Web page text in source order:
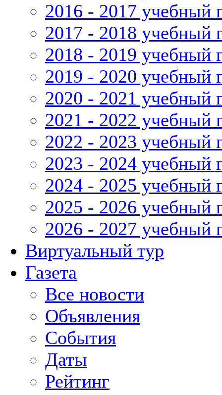
2016 - 2017 учебный
2017 - 2018 учебный
2018 - 2019 учебный
2019 - 2020 учебный
2020 - 2021 учебный
2021 - 2022 учебный
2022 - 2023 учебный
2023 - 2024 учебный
2024 - 2025 учебный
2025 - 2026 учебный
2026 - 2027 учебный
Виртуальный тур
Газета
Все новости
Объявления
События
Даты
Рейтинг